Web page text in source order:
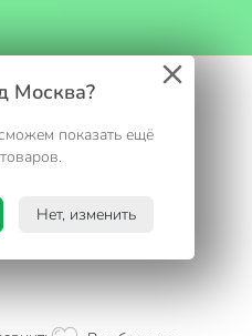
Москва?
показать ещё
Нет, изменить
Корзина
ОТДЫХ НА ДАЧЕ